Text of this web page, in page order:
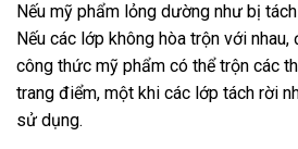
Nếu mỹ phẩm lỏng dường như bị
Nếu các lớp không hòa trộn với
công thức mỹ phẩm có thể trộn các
trang điểm, một khi các lớp tách rời
sử dụng.